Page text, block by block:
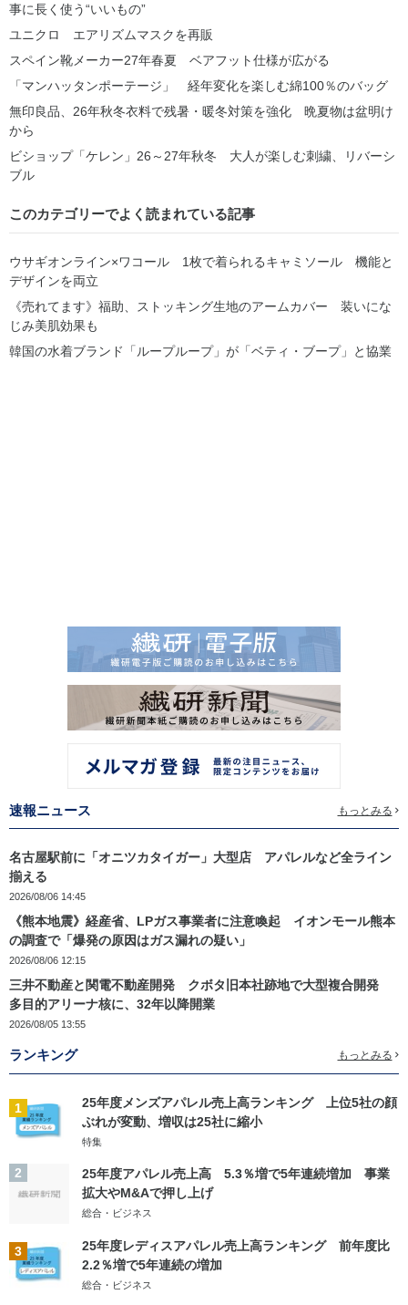
事に長く使う“いいもの”
ユニクロ エアリズムマスクを再販
スペイン靴メーカー27年春夏 ベアフット仕様が広がる
「マンハッタンポーテージ」 経年変化を楽しむ綿100％のバッグ
無印良品、26年秋冬衣料で残暑・暖冬対策を強化 晩夏物は盆明け
から
ビショップ「ケレン」26～27年秋冬 大人が楽しむ刺繍、リバーシ
ブル
このカテゴリーでよく読まれている記事
ウサギオンライン×ワコール 1枚で着られるキャミソール 機能と
デザインを両立
《売れてます》福助、ストッキング生地のアームカバー 装いにな
じみ美肌効果も
韓国の水着ブランド「ループループ」が「ベティ・ブープ」と協業
速報ニュース もっとみる
名古屋駅前に「オニツカタイガー」大型店 アパレルなど全ライン
揃える
2026/08/06 14:45
《熊本地震》経産省、LPガス事業者に注意喚起 イオンモール熊本
の調査で「爆発の原因はガス漏れの疑い」
2026/08/06 12:15
三井不動産と関電不動産開発 クボタ旧本社跡地で大型複合開発
多目的アリーナ核に、32年以降開業
2026/08/05 13:55
ランキング もっとみる
1
25年度メンズアパレル売上高ランキング 上位5社の顔
ぶれが変動、増収は25社に縮小
特集
2
25年度アパレル売上高 5.3％増で5年連続増加 事業
拡大やM&Aで押し上げ
総合・ビジネス
3
25年度レディスアパレル売上高ランキング 前年度比
2.2％増で5年連続の増加
総合・ビジネス